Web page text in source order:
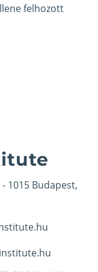
felhozott
1015 Budapest,